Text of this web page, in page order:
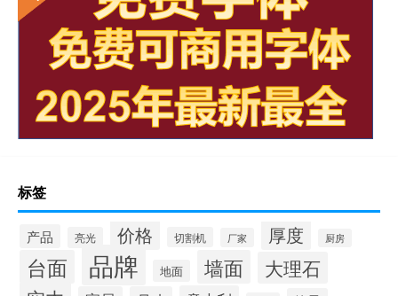
瓷砖岩板连纹处理方法
揭阳西班牙岩板哪家好点
陶瓷岩板什么时候上市
岩板和墙面怎么对接
在职专业硕士申请毕业要考哪些内容
“俯仰便一世”的出处是哪里
岩板餐桌餐桌怎么选
岩板台面的吊柜好吗
标签
产品 亮光 价格 切割机 厂家 厚度 厨房
台面 品牌 地面 墙面
大理石